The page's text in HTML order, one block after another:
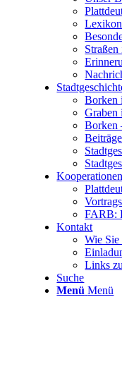
Borken
Graben
Borken
Kooperationen
FARB:
Kontakt
Wie Sie
Links
Suche
Menü Menü